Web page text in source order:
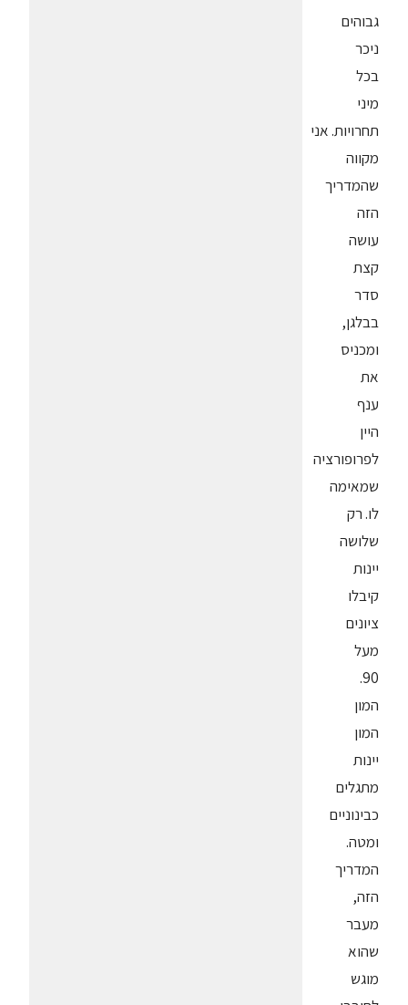
גבוהים
ניכר
בכל
מיני
תחרויות. אני
מקווה
שהמדריך
הזה
עושה
קצת
סדר
בבלגן,
ומכניס
את
ענף
היין
לפרופורציה
שמאימה
לו. רק
שלושה
יינות
קיבלו
ציונים
מעל
90.
המון
המון
יינות
מתגלים
כבינוניים
ומטה.
המדריך
הזה,
מעבר
שהוא
מוגש